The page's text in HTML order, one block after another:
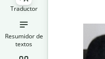
Traductor
Resumidor de
textos